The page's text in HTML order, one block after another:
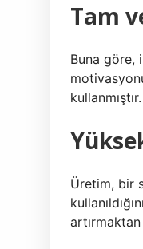
Tam
Buna göre,
kullanmıştır.
Üretim, bir